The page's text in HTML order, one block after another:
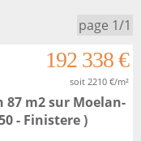
page 1/1
192 338 €
soit 2210 €/m²
87 m2sur Moelan-
- Finistere )